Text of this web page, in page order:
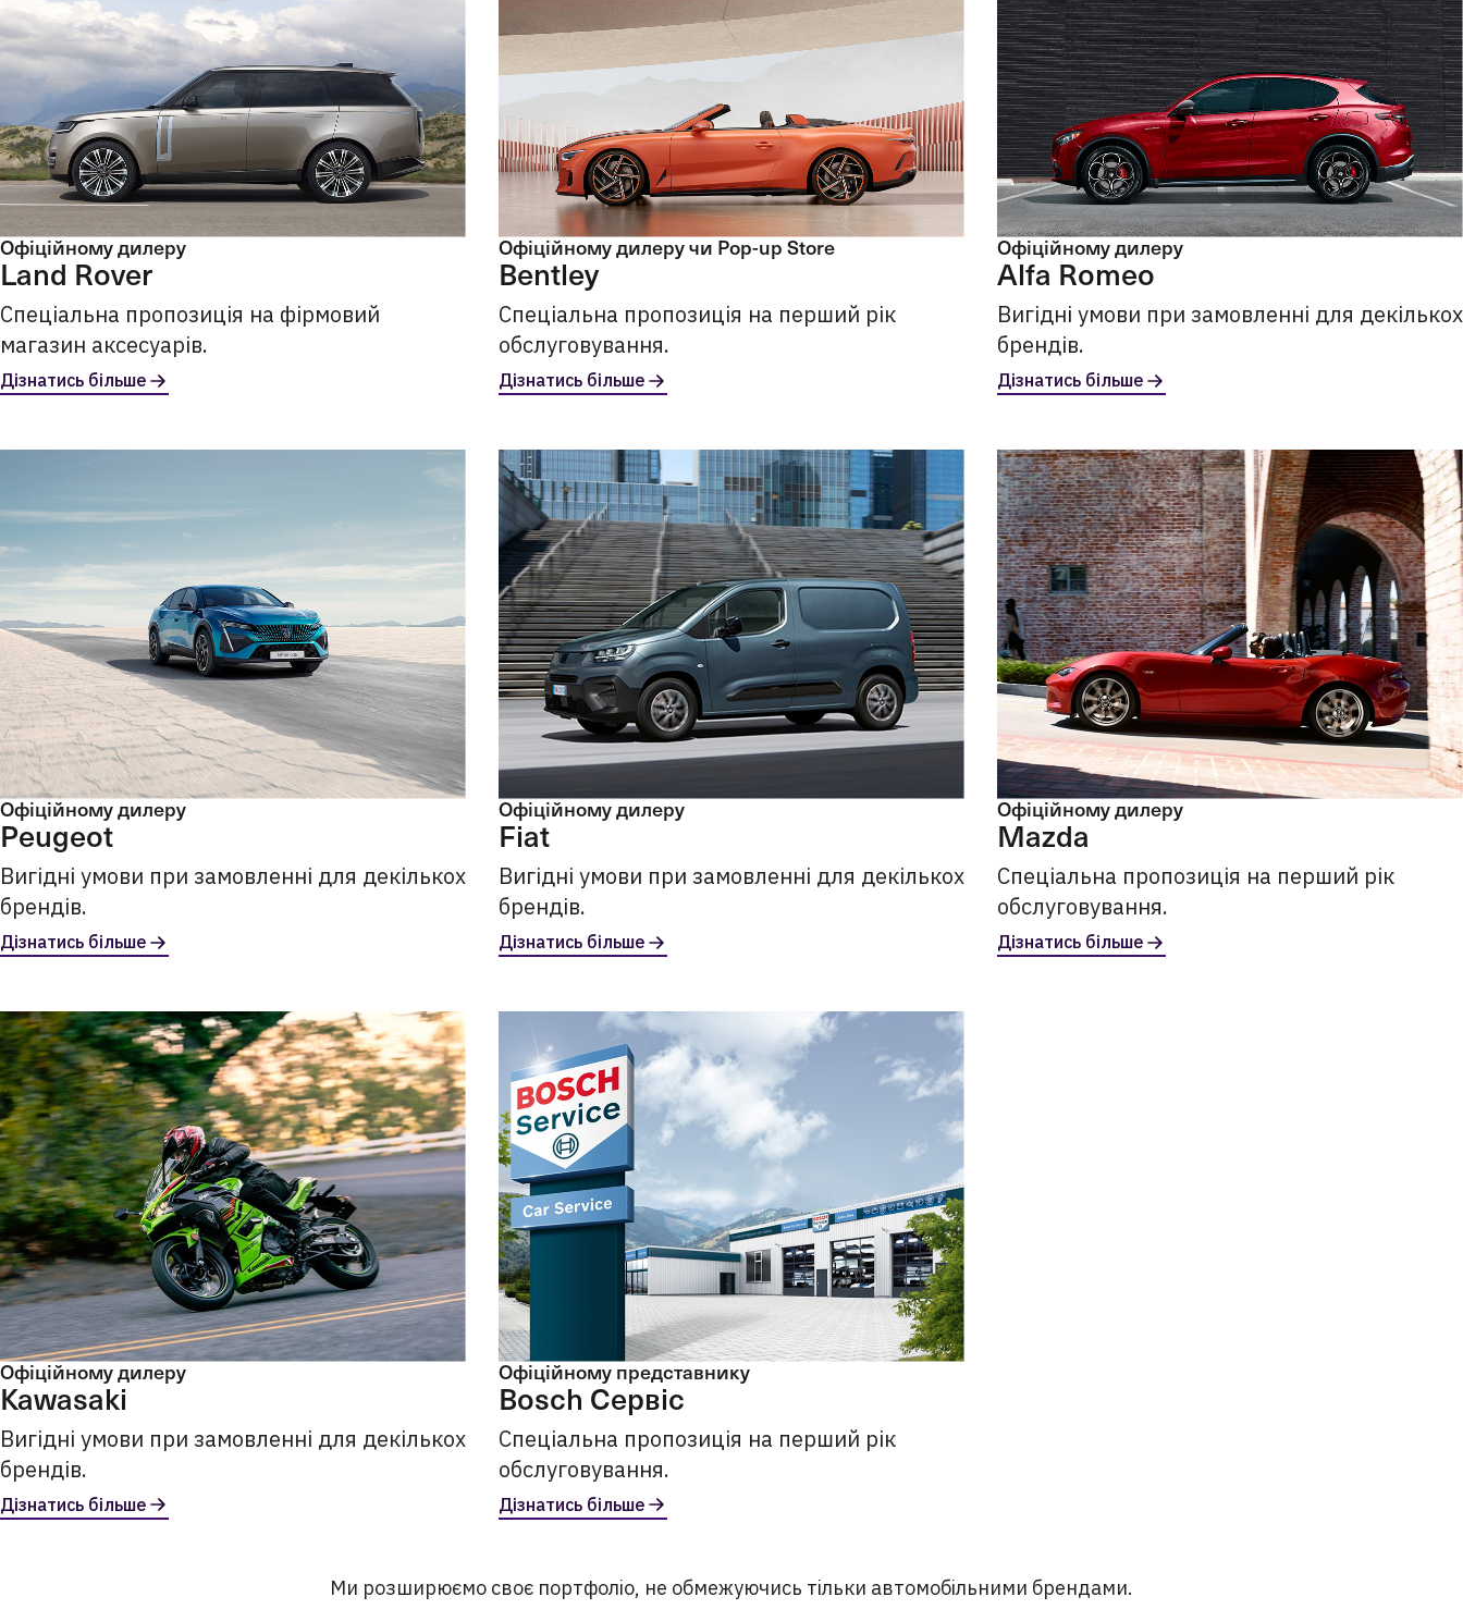
Офіційному дилеру
Land Rover
Спеціальна пропозиція на фірмовий
магазин аксесуарів.
Дізнатись більше
Офіційному дилеру чи Pop-up Store
Bentley
Спеціальна пропозиція на перший рік
обслуговування.
Дізнатись більше
Офіційному дилеру
Alfa Romeo
Вигідні умови при замовленні для декількох
брендів.
Дізнатись більше
Офіційному дилеру
Peugeot
Вигідні умови при замовленні для декількох
брендів.
Дізнатись більше
Офіційному дилеру
Fiat
Вигідні умови при замовленні для декількох
брендів.
Дізнатись більше
Офіційному дилеру
Mazda
Спеціальна пропозиція на перший рік
обслуговування.
Дізнатись більше
Офіційному дилеру
Kawasaki
Вигідні умови при замовленні для декількох
брендів.
Дізнатись більше
Офіційному представнику
Bosch Сервіс
Спеціальна пропозиція на перший рік
обслуговування.
Дізнатись більше
Ми розширюємо своє портфоліо, не обмежуючись тільки автомобільними брендами.